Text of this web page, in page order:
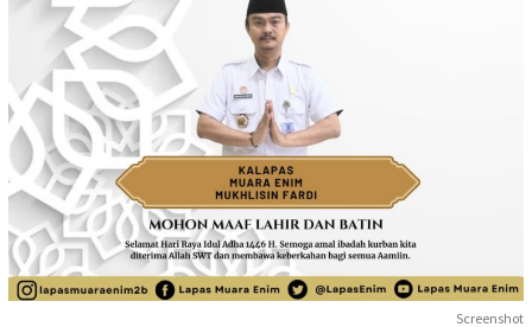
Screenshot